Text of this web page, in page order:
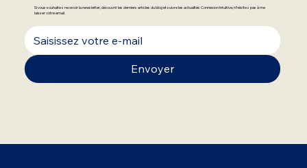
Si vous souhaitez recevoir la newsletter, découvrir les derniers articles du blog et suivre les actualités Connexion Intuitive, n'hésitez pas à me
laisser votre email.
Envoyer